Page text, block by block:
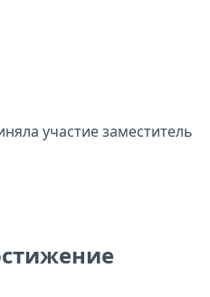
участие заместитель